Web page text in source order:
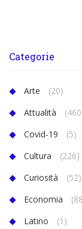
Categorie
Arte
(20)
Attualità
Covid-19
(5)
Cultura
(226)
Curiosità
(52)
Economia
Latino
(1)